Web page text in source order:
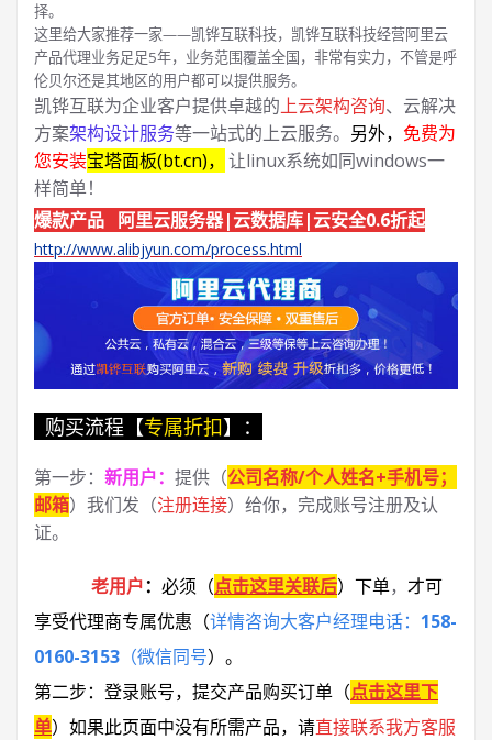
择。
这里给大家推荐一家——凯铧互联科技，凯铧互联科技经营阿里云
产品代理业务足足5年，业务范围覆盖全国，非常有实力，不管是呼
伦贝尔还是其地区的用户都可以提供服务。
凯铧互联为企业客户提供卓越的上云架构咨询、云解决
方案架构设计服务等一站式的上云服务。 另外， 免费为
您安装宝塔面板(bt.cn)， 让linux系统如同windows一
样简单！
爆款产品 阿里云服务器|云数据库|云安全0.6折起
http://www.alibjyun.com/process.html
购买流程【专属折扣】：
第一步： 新用户： 提供（公司名称/个人姓名+手机号；
邮箱）我们发（注册连接）给你，完成账号注册及认
证。
老用户： 必须 （点击这里关联后） 下单， 才可
享受代理商专属优惠 （详情咨询大客户经理电话： 158-
0160-3153 （微信同号） 。
第二步：登录账号，提交产品购买订单（点击这里下
单） 如果此页面中没有所需产品，请直接联系我方客服